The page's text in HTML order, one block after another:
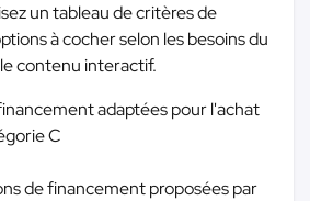
un tableau de critères de
à cocher selon les besoins du
contenu interactif.
adaptées pour l'achat
C
de financement proposées par